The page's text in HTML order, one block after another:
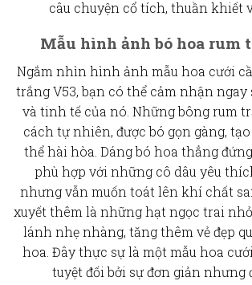
câu chuyện cổ tích, thuần khiết
Mẫu hình ảnh bó hoa rum
Ngắm nhìn hình ảnh mẫu hoa cưới
trắngV53, bạn có thể cảm nhận
và tinh tế của nó. Những bông rum
cách tự nhiên, được bó gọn gàng,
thể hài hòa. Dáng bó hoa thẳng
phù hợp với những cô dâu yêu
nhưng vẫn muốn toát lên khí chất
xuyết thêm là những hạt ngọc trai
lánh nhẹ nhàng, tăng thêm vẻ đẹp
hoa. Đây thực sự là một mẫu hoa
tuyệt đối bởi sự đơn giản nhưng